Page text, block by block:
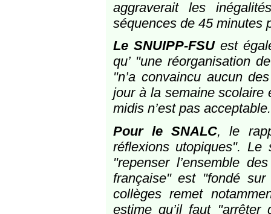
aggraverait les
séquences de 45 minutes
Le SNUIPP-FSU est
qu’ "une réorganisation
"n’a convaincu aucun
jour à la semaine scolaire
midis n’est pas
Pour le SNALC, le
réflexions utopiques". Le
"repenser l’ensemble
française" est "fondé
collèges remet
estime qu’il faut "arrêter